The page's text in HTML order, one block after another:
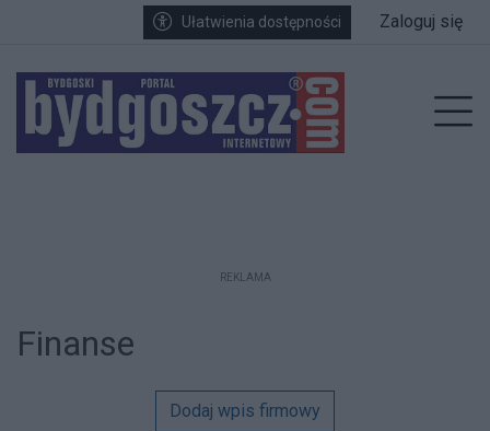
Przejdź do głównych treści
Przejdź do wyszukiwarki
Przejdź do głównego menuUłatwienia dostępności Zaloguj się
REKLAMA
Finanse
Dodaj wpis firmowy